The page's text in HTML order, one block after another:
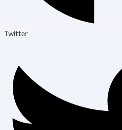
Twitter